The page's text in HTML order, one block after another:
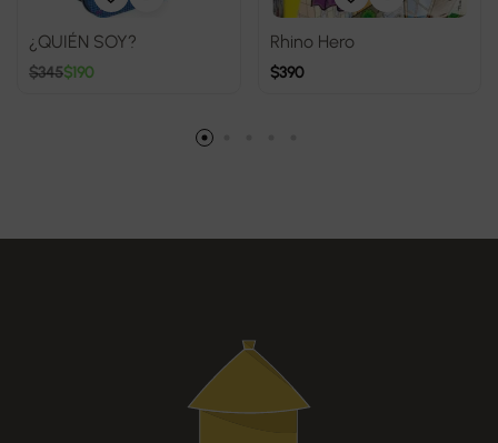
¿QUIÉN SOY?
$345$190
Rhino Hero
$390